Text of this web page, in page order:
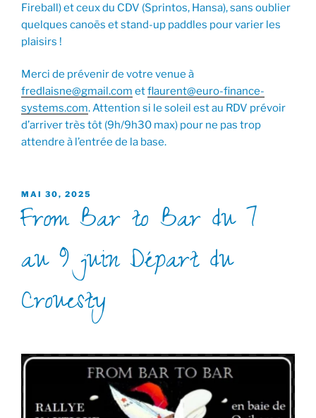
Fireball) et ceux du CDV (Sprintos, Hansa), sans oublier
quelques canoës et stand-up paddles pour varier les
plaisirs !
Merci de prévenir de votre venue à
fredlaisne@gmail.com etflaurent@euro-finance-
systems.com. Attention si le soleil est au RDV prévoir
d’arriver très tôt (9h/9h30 max) pour ne pas trop
attendre à l’entrée de la base.
PUBLIÉ
LE
MAI 30, 2025
From Bar to Bar du 7
au 9 juin Départ du
Crouesty